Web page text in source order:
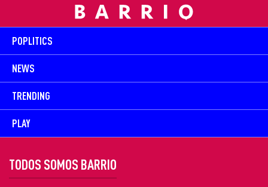
POPLITICS
NEWS
TRENDING
PLAY
TODOS SOMOS BARRIO